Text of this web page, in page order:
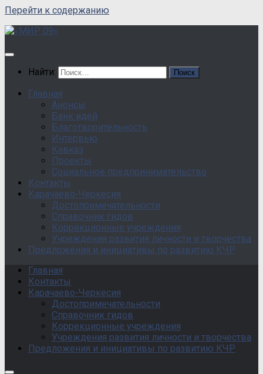
Перейти к содержанию
Найти:
Главная
Анонсы
Банк идей
Благотворительность
Интервью
Кавказ
Проекты
Социальное предпринимательство
Контакты
Карачаево-Черкесия
Достопримечательности
Справочник гидов
Коррекционные учреждения
Учреждения развития личности и творчества
Предложения и инициативы по развитию КЧР
Главная
Контакты
Карачаево-Черкесия
Достопримечательности
Справочник гидов
Коррекционные учреждения
Учреждения развития личности и творчества
Предложения и инициативы по развитию КЧР